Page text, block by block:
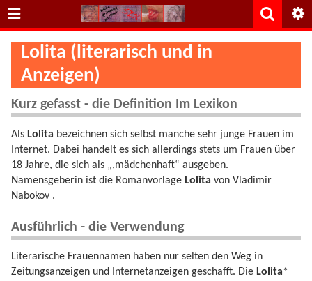
Lolita (literarisch und in
Anzeigen)
Kurz gefasst - die Definition Im Lexikon
Als Lolita bezeichnen sich selbst manche sehr junge Frauen im
Internet. Dabei handelt es sich allerdings stets um Frauen über
18 Jahre, die sich als „,mädchenhaft“ ausgeben.
Namensgeberin ist die Romanvorlage Lolita von Vladimir
Nabokov .
Ausführlich - die Verwendung
Literarische Frauennamen haben nur selten den Weg in
Zeitungsanzeigen und Internetanzeigen geschafft. Die Lolita*